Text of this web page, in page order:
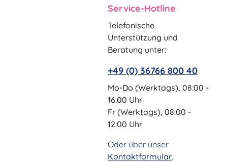
Service-Hotline
Telefonische
Unterstützung und
Beratung unter:
+49 (0) 36766 800 40
Mo-Do (Werktags), 08:00 -
16:00 Uhr
Fr (Werktags), 08:00 -
12:00 Uhr
Oder über unser
Kontaktformular.